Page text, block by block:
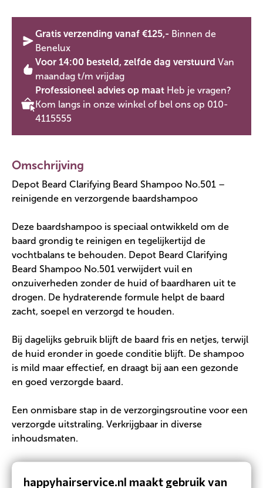
Gratis verzending vanaf €125,- Binnen de
Benelux
Voor 14:00 besteld, zelfde dag verstuurd Van
maandag t/m vrijdag
Professioneel advies op maat Heb je vragen?
Kom langs in onze winkel of bel ons op 010-
4115555
Omschrijving
Depot Beard Clarifying Beard Shampoo No.501 –
reinigende en verzorgende baardshampoo
Deze baardshampoo is speciaal ontwikkeld om de
baard grondig te reinigen en tegelijkertijd de
vochtbalans te behouden. Depot Beard Clarifying
Beard Shampoo No.501 verwijdert vuil en
onzuiverheden zonder de huid of baardharen uit te
drogen. De hydraterende formule helpt de baard
zacht, soepel en verzorgd te houden.
Bij dagelijks gebruik blijft de baard fris en netjes, terwijl
de huid eronder in goede conditie blijft. De shampoo
is mild maar effectief, en draagt bij aan een gezonde
en goed verzorgde baard.
Een onmisbare stap in de verzorgingsroutine voor een
verzorgde uitstraling. Verkrijgbaar in diverse
inhoudsmaten.
happyhairservice.nl maakt gebruik van